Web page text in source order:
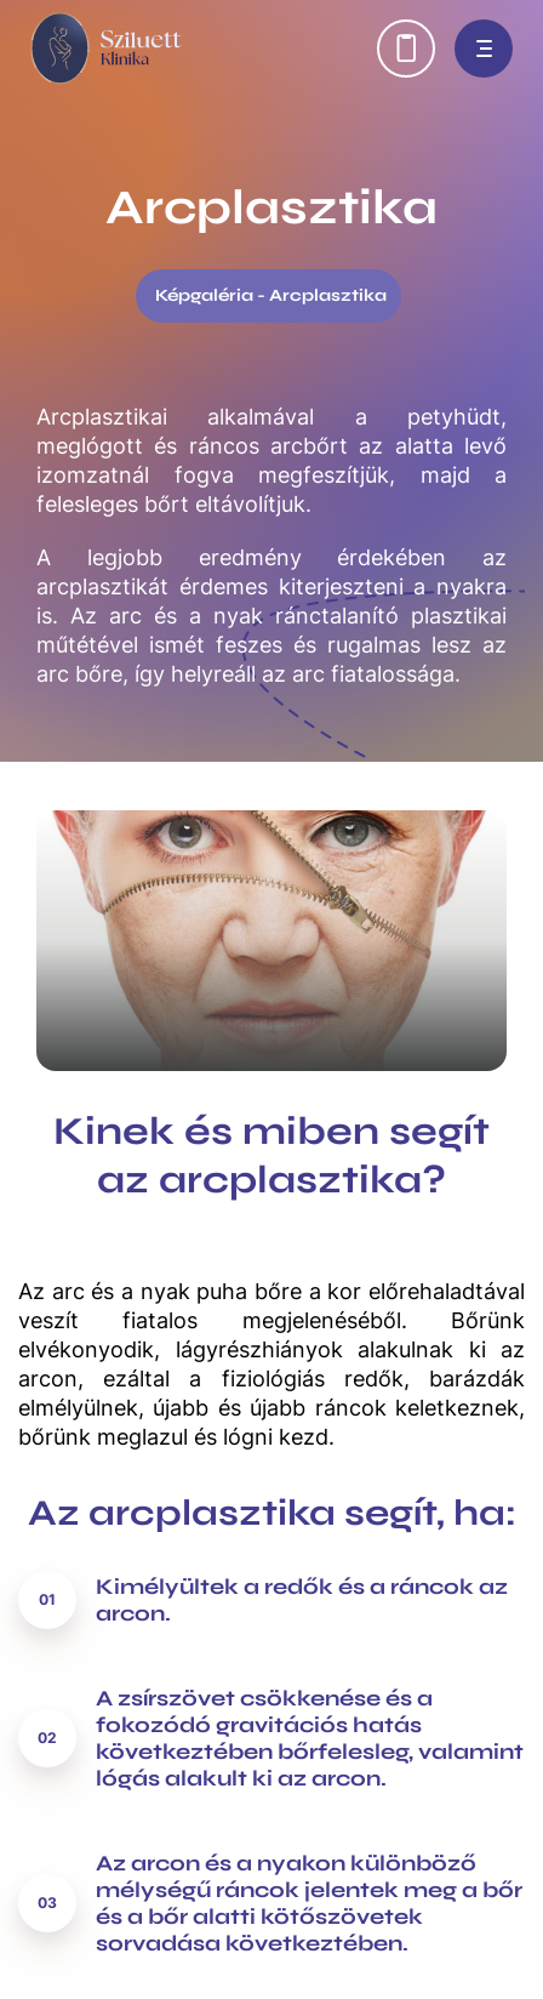
Ugrás
tartalomra
H
e
d
e
r
l
n
k
Arcplasztika
Képgaléria - Arcplasztika
Arcplasztikai alkalmával a petyhüdt,
meglógott és ráncos arcbőrt az alatta levő
izomzatnál fogva megfeszítjük, majd a
felesleges bőrt eltávolítjuk.
A legjobb eredmény érdekében az
arcplasztikát érdemes kiterjeszteni a nyakra
is. Az arc és a nyak ránctalanító plasztikai
műtétével ismét feszes és rugalmas lesz az
arc bőre, így helyreáll az arc fiatalossága.
Kinek és miben segít
az arcplasztika?
Az arc és a nyak puha bőre a kor előrehaladtával
veszít fiatalos megjelenéséből. Bőrünk
elvékonyodik, lágyrészhiányok alakulnak ki az
arcon, ezáltal a fiziológiás redők, barázdák
elmélyülnek, újabb és újabb ráncok keletkeznek,
bőrünk meglazul és lógni kezd.
Az arcplasztika segít, ha:
Kimélyültek a redők és a ráncok az
arcon.
A zsírszövet csökkenése és a
fokozódó gravitációs hatás
következtében bőrfelesleg, valamint
lógás alakult ki az arcon.
Az arcon és a nyakon különböző
mélységű ráncok jelentek meg a bőr
és a bőr alatti kötőszövetek
sorvadása következtében.